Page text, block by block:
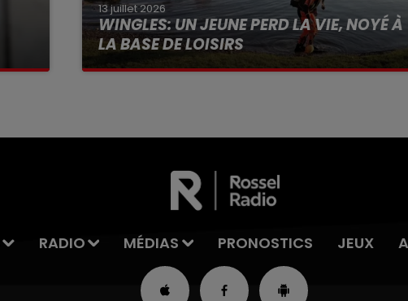
13 juillet 2026
WINGLES: UN JEUNE PERD LA VIE, NOYÉ À
LA BASE DE LOISIRS
La victime a coulé à pic
RADIO MÉDIAS PRONOSTICS JEUX